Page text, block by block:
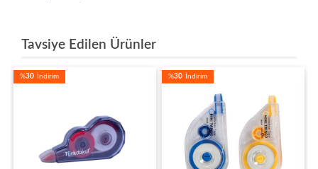
Tavsiye Edilen Ürünler
%30 İndirim %30 İndirim